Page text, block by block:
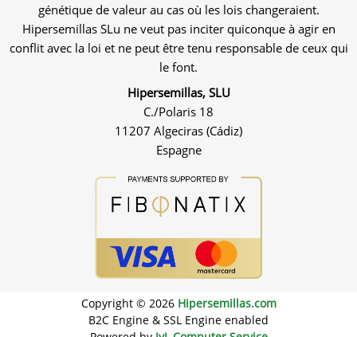
génétique de valeur au cas où les lois changeraient.
Hipersemillas SLu ne veut pas inciter quiconque à agir en
conflit avec la loi et ne peut être tenu responsable de ceux qui
le font.
Hipersemillas, SLU
C./Polaris 18
11207 Algeciras (Cádiz)
Espagne
Copyright © 2026 Hipersemillas.com
B2C Engine & SSL Engine enabled